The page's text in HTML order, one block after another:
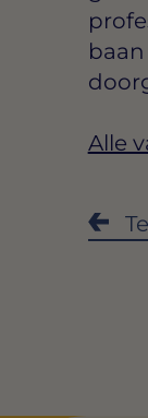
Alle